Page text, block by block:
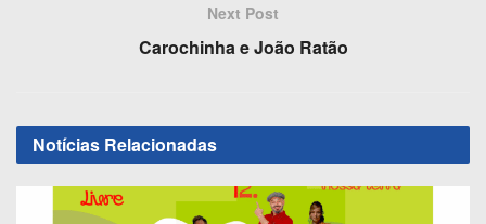
Next Post
Carochinha e João Ratão
Notícias Relacionadas